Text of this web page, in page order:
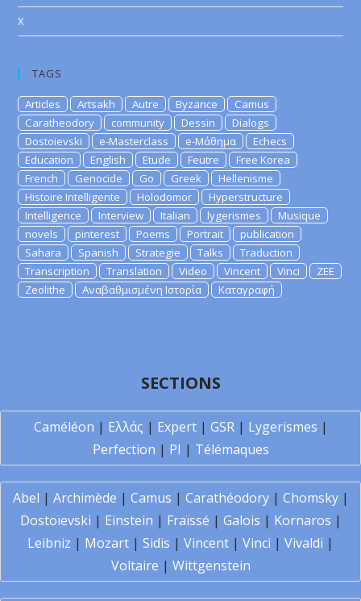
X
TAGS
Articles Artsakh Autre Byzance
Camus
Caratheodory
community Dessin
Dialogs
Dostoievski
e-Masterclass e-Μάθημα
Echecs
Education
English Etude Feutre
Free Korea
French
Genocide Go Greek
Hellenisme
Histoire Intelligente
Holodomor
Hyperstructure
Intelligence
Interview Italian lygerismes
Musique
novels
pinterest Poems Portrait
publication
Sahara
Spanish Strategie Talks
Traduction
Transcription
Translation Video Vincent Vinci
ZEE
Zeolithe
Αναβαθμισμένη Ιστορία Καταγραφή
SECTIONS
Caméléon | Ελλάς | Expert| GSR| Lygerismes |
Perfection | PI | Télémaques
Abel | Archimède | Camus | Carathéodory| Chomsky|
Dostoïevski | Einstein | Fraïssé | Galois | Kornaros |
Leibniz | Mozart | Sidis | Vincent | Vinci | Vivaldi |
Voltaire | Wittgenstein